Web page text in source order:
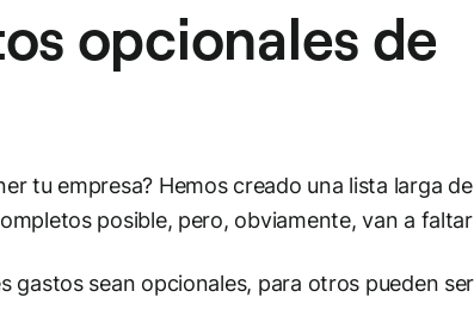
opcionales de
tu empresa? Hemos creado una lista larga
posible, pero, obviamente, van a
gastos sean opcionales, para otros pueden